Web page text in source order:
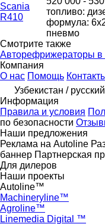
Scania
R410
топливо:
формула:
пневмо
Смотрите также
Авторефрижераторы в
Компания
О нас Помощь
Узбекистан / русский
Информация
Правила и условия
по безопасности
Наши предложения
Реклама на Autoline
баннер Партнерская
Для дилеров
Наши проекты
Autoline™
Machineryline™
Agroline™
Linemedia Digital ™